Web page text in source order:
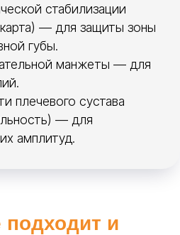
стабилизации
— для защиты зоны
губы.
манжеты — для
плечевого сустава
— для
амплитуд.
подходит и
ортез
Polyeasy —
Вы
сустав,
анатомию
легко
нагреве,
и тейпами.
и спортсменов.